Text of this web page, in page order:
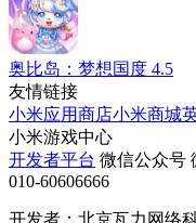
奥比岛：梦想国度 4.5
友情链接
小米应用商店小米商城
小米游戏中心
开发者平台 微信公众号
010-60606666
开发者：北京瓦力网络